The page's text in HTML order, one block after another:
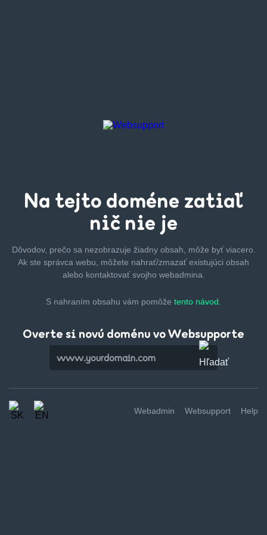
Na tejto doméne zatiaľ
nič nie je
Dôvodov, prečo sa nezobrazuje žiadny obsah, môže byťviacero.
Ak ste správca webu, môžete nahrať/zmazaťexistujúci obsah
alebo kontaktovať svojho webadmina.
S nahraním obsahu vám pomôže tento návod.
Overte si novú doménu vo Websupporte
Webadmin Websupport Help